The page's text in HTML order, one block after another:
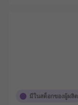
มีในสต็อกของผู้ผลิต